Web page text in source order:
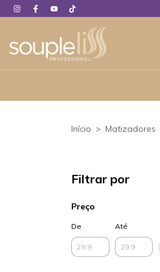
até 06X sem juros
Início > Matizadores
Filtrar por
Preço
De Até